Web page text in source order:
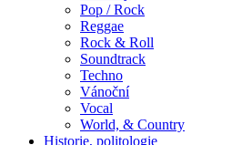
Pop / Rock
Reggae
Rock & Roll
Soundtrack
Techno
Vánoční
Vocal
World, & Country
Historie, politologie